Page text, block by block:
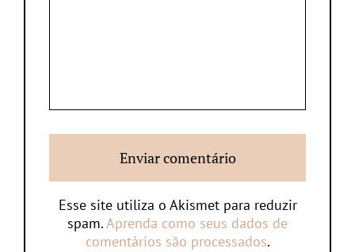
Esse site utiliza o Akismet para reduzir
spam.Aprenda como seus dados de
comentários são processados.